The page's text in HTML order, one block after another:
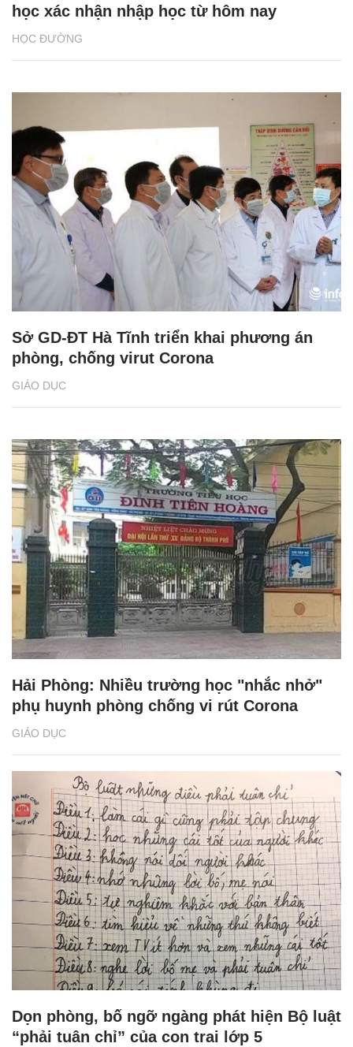
HỌC ĐƯỜNG
học xác nhận nhập học từ hôm nay
GIÁO DỤC
Sở GD-ĐT Hà Tĩnh triển khai phương án
phòng, chống virut Corona
GIÁO DỤC
Hải Phòng: Nhiều trường học "nhắc nhở"
phụ huynh phòng chống vi rút Corona
Dọn phòng, bố ngỡ ngàng phát hiện Bộ luật
“phải tuân chỉ” của con trai lớp 5